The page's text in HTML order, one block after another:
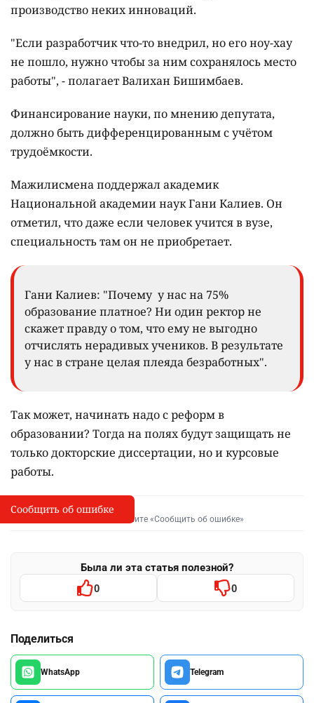
производство неких инноваций.
"Если разработчик что-то внедрил, но его ноу-хау
не пошло, нужно чтобы за ним сохранялось место
работы", - полагает Валихан Бишимбаев.
Финансирование науки, по мнению депутата,
должно быть дифференцированным с учётом
трудоёмкости.
Мажилисмена поддержал академик
Национальной академии наук Гани Калиев. Он
отметил, что даже если человек учится в вузе,
специальность там он не приобретает.
Гани Калиев: "Почему у нас на 75%
образование платное? Ни один ректор не
скажет правду о том, что ему не выгодно
отчислять нерадивых учеников. В результате
у нас в стране целая плеяда безработных".
Так может, начинать надо с реформ в
образовании? Тогда на полях будут защищать не
только докторские диссертации, но и курсовые
работы.
I
Сообщить об опечатке
Выделите фрагмент и нажмите «Сообщить об ошибке»
Была ли эта статья полезной?
0 0
Поделиться
WhatsApp Telegram
Сообщить об ошибке